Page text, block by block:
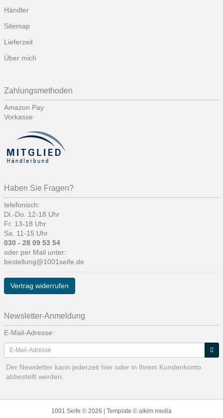
Händler
Sitemap
Lieferzeit
Über mich
Zahlungsmethoden
Amazon Pay
Vorkasse
Haben Sie Fragen?
telefonisch:
Di.-Do. 12-18 Uhr
Fr. 13-18 Uhr
Sa. 11-15 Uhr
030 - 28 09 53 54
oder per Mail unter:
bestellung@1001seife.de
Vertrag widerrufen
Newsletter-Anmeldung
E-Mail-Adresse:
Der Newsletter kann jederzeit hier oder in Ihrem Kundenkonto
abbestellt werden.
1001 Seife © 2026 | Template © alkim media